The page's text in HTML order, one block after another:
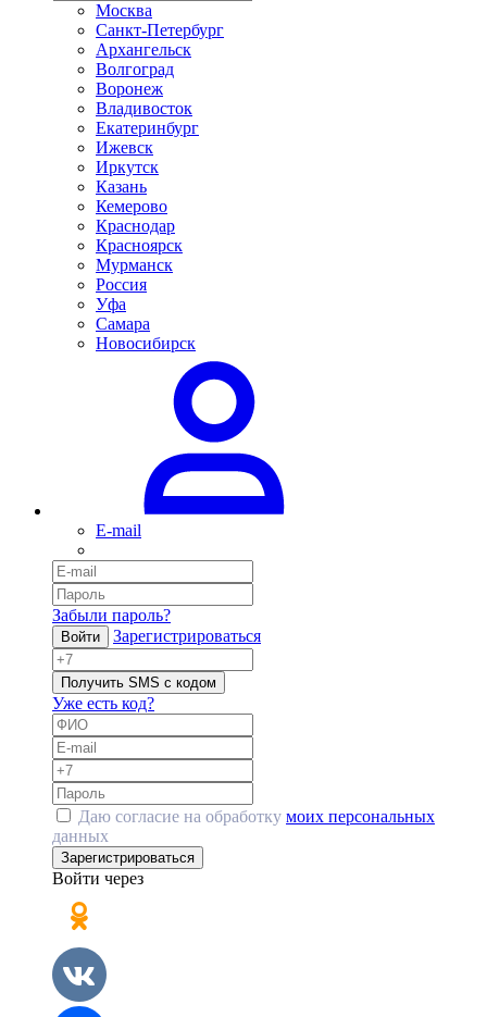
Москва
Санкт-Петербург
Архангельск
Волгоград
Воронеж
Владивосток
Екатеринбург
Ижевск
Иркутск
Казань
Кемерово
Краснодар
Красноярск
Мурманск
Россия
Уфа
Самара
Новосибирск
E-mail
Забыли пароль?
Войти Зарегистрироваться
Получить SMS с кодом
Уже есть код?
Даю согласие на обработку моих персональных
данных
Зарегистрироваться
Войти через